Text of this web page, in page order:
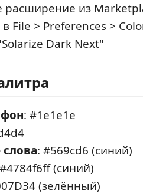
расширение из
File > Preferences >
Dark Next"
: #1e1e1e
: #569cd6 (синий)
(синий)
(зелённый)